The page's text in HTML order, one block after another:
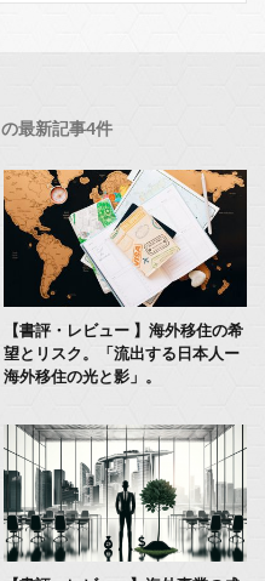
の最新記事4件
【書評・レビュー 】海外移住の希
望とリスク。「流出する日本人ー
海外移住の光と影」。